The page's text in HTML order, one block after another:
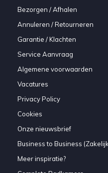
Bezorgen / Afhalen
Annuleren / Retourneren
Garantie / Klachten
Service Aanvraag
Algemene voorwaarden
Vacatures
Privacy Policy
Cookies
Onze nieuwsbrief
Business to Business
Meer inspiratie?